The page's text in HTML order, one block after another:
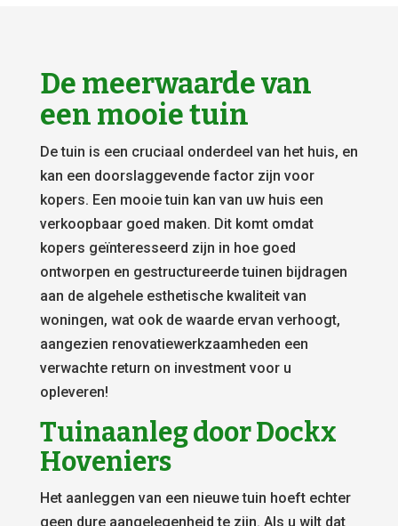
De meerwaarde van
een mooie tuin
De tuin is een cruciaal onderdeel van het huis, en
kan een doorslaggevende factor zijn voor
kopers. Een mooie tuin kan van uw huis een
verkoopbaar goed maken. Dit komt omdat
kopers geïnteresseerd zijn in hoe goed
ontworpen en gestructureerde tuinen bijdragen
aan de algehele esthetische kwaliteit van
woningen, wat ook de waarde ervan verhoogt,
aangezien renovatiewerkzaamheden een
verwachte return on investment voor u
opleveren!
Tuinaanleg door Dockx
Hoveniers
Het aanleggen van een nieuwe tuin hoeft echter
geen dure aangelegenheid te zijn. Als u wilt dat